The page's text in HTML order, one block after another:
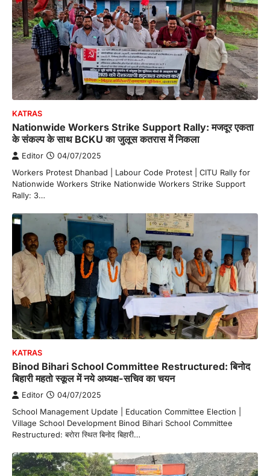
KATRAS
Nationwide Workers Strike Support Rally: मजदूर एकता
के संकल्प के साथ BCKU का जुलूस कतरास में निकला
Editor 04/07/2025
Workers Protest Dhanbad | Labour Code Protest | CITU Rally for
Nationwide Workers Strike Nationwide Workers Strike Support
Rally: 3…
KATRAS
Binod Bihari School Committee Restructured: बिनोद
बिहारी महतो स्कूल में नये अध्यक्ष-सचिव का चयन
Editor 04/07/2025
School Management Update | Education Committee Election |
Village School Development Binod Bihari School Committee
Restructured: बरोरा स्थित बिनोद बिहारी…